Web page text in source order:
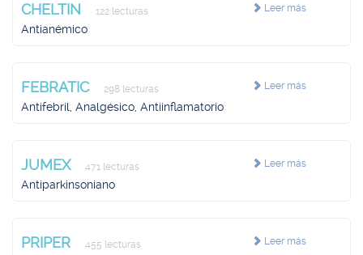
Leer más
CHELTIN 122 lecturas
Antianémico
Leer más
FEBRATIC 298 lecturas
Antifebril, Analgésico, Antiinflamatorio
Leer más
JUMEX 471 lecturas
Antiparkinsoniano
Leer más
PRIPER 455 lecturas